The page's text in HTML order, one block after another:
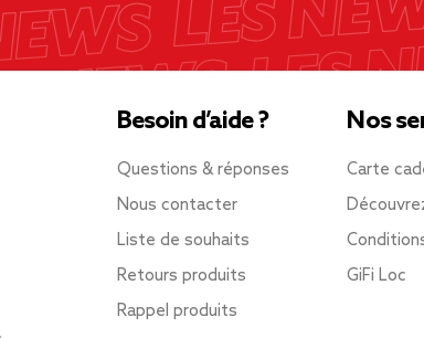
Besoin d’aide ?
Questions & réponses
Nous contacter
Liste de souhaits
Retours produits
Rappel produits
Nos
Carte
GiFi Loc